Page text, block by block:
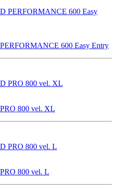
600 Easy Entry
800 vel. XL
800 vel. L